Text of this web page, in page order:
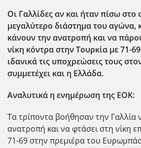
Οι Γαλλίδες αν και ήταν πίσω στο
μεγαλύτερο διάστημα του αγώνα,
κάνουν την ανατροπή και να
νίκη κόντρα στην Τουρκία με 71-
ιδανικά τις υποχρεώσεις τους
συμμετέχει και η Ελλάδα.
Αναλυτικά η ενημέρωση της ΕΟΚ:
Τα τρίποντα βοήθησαν την Γαλλία
ανατροπή και να φτάσει στη νίκη
71-69 στην πρεμιέρα του